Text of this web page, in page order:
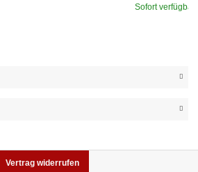
Sofort verfügbar
Vertrag widerrufen